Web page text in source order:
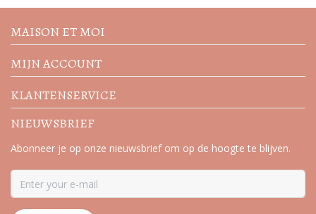
acties
MAISON ET MOI
MIJN ACCOUNT
KLANTENSERVICE
NIEUWSBRIEF
Abonneer je op onze nieuwsbrief om op de hoogte te blijven.